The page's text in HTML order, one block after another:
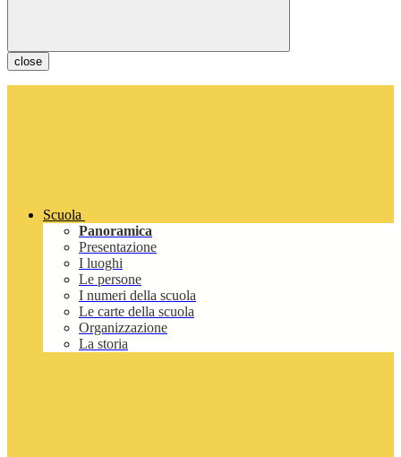
close
Scuola
Panoramica
Presentazione
I luoghi
Le persone
I numeri della scuola
Le carte della scuola
Organizzazione
La storia